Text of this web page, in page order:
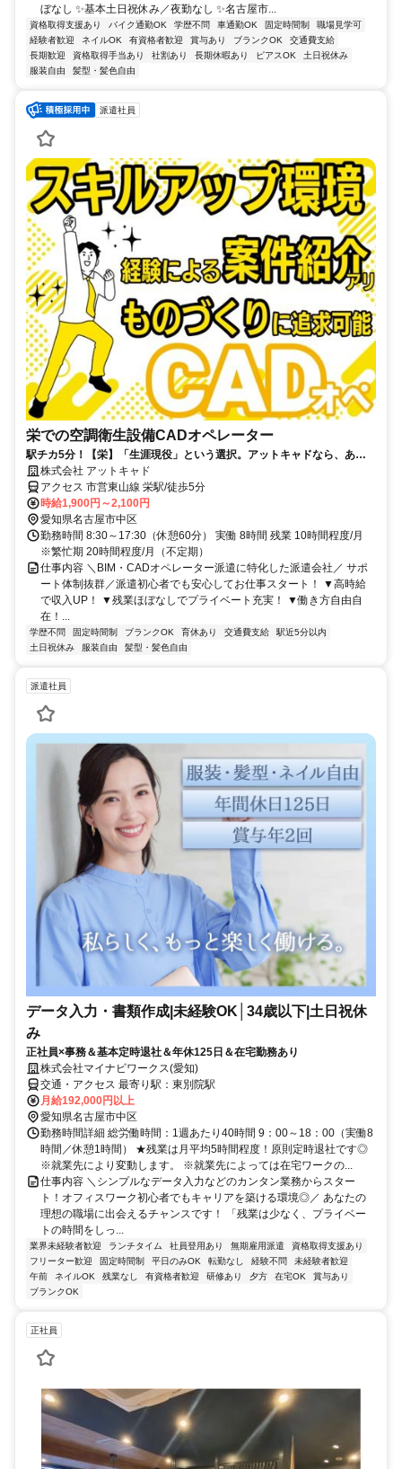
ぼなし ✨基本土日祝休み／夜勤なし ✨名古屋市...
資格取得支援あり バイク通勤OK 学歴不問 車通勤OK 固定時間制
職場見学可
経験者歓迎
ネイルOK 有資格者歓迎 賞与あり ブランクOK
交通費支給
長期歓迎
資格取得手当あり 社割あり 長期休暇あり ピアスOK
土日祝休み
服装自由
髪型・髪色自由
派遣社員
栄での空調衛生設備CADオペレーター
駅チカ5分！【栄】「生涯現役」という選択。アットキャドなら、あな
たのキャリアを輝かせられます。
株式会社 アットキャド
アクセス 市営東山線 栄駅/徒歩5分
時給1,900円～2,100円
愛知県名古屋市中区
勤務時間 8:30～17:30（休憩60分） 実働 8時間 残業 10時間程度/月
※繁忙期 20時間程度/月（不定期）
仕事内容 ＼BIM・CADオペレーター派遣に特化した派遣会社／ サポ
ート体制抜群／派遣初心者でも安心してお仕事スタート！ ▼高時給
で収入UP！ ▼残業ほぼなしでプライベート充実！ ▼働き方自由自
在！...
学歴不問 固定時間制 ブランクOK 育休あり 交通費支給
駅近5分以内
土日祝休み
服装自由 髪型・髪色自由
派遣社員
データ入力・書類作成|未経験OK│34歳以下|土日祝休
み
正社員×事務＆基本定時退社＆年休125日＆在宅勤務あり
株式会社マイナビワークス(愛知)
交通・アクセス 最寄り駅：東別院駅
月給192,000円以上
愛知県名古屋市中区
勤務時間詳細 総労働時間：1週あたり40時間 9：00～18：00（実働8
時間／休憩1時間） ★残業は月平均5時間程度！原則定時退社です◎
※就業先により変動します。 ※就業先によっては在宅ワークの...
仕事内容 ＼シンプルなデータ入力などのカンタン業務からスター
ト！オフィスワーク初心者でもキャリアを築ける環境◎／ あなたの
理想の職場に出会えるチャンスです！ 「残業は少なく、プライベー
トの時間をしっ...
業界未経験者歓迎 ランチタイム 社員登用あり 無期雇用派遣
資格取得支援あり
フリーター歓迎
固定時間制 平日のみOK 転勤なし 経験不問
未経験者歓迎
午前
ネイルOK 残業なし 有資格者歓迎 研修あり 夕方 在宅OK
賞与あり
ブランクOK
正社員